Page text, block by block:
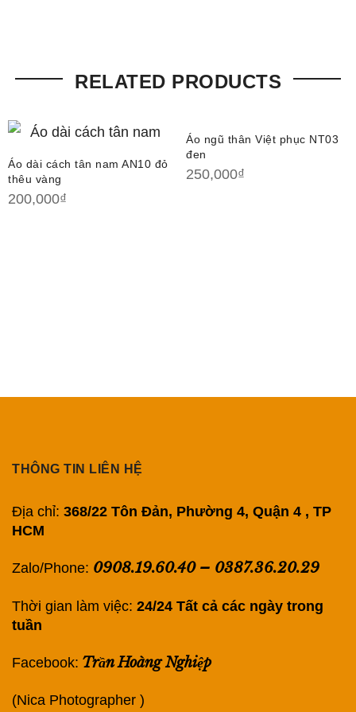
RELATED PRODUCTS
Áo dài cách tân nam AN10 đỏ
thêu vàng
200,000₫
Áo ngũ thân Việt phục NT03
đen
250,000₫
THÔNG TIN LIÊN HỆ
Địa chỉ: 368/22 Tôn Đản, Phường 4, Quận 4 , TP
HCM
Zalo/Phone: 0908.19.60.40– 0387.36.20.29
Thời gian làm việc: 24/24 Tất cả các ngày trong
tuần
Facebook: Trần Hoàng Nghiệp
(Nica Photographer )